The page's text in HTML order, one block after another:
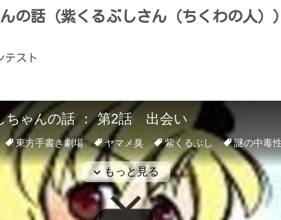
の話（紫くるぶしさん（ちくわの人））
テスト